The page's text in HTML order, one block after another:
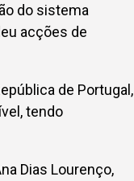
do sistema
acções de
de Portugal,
tendo
Dias Lourenço,